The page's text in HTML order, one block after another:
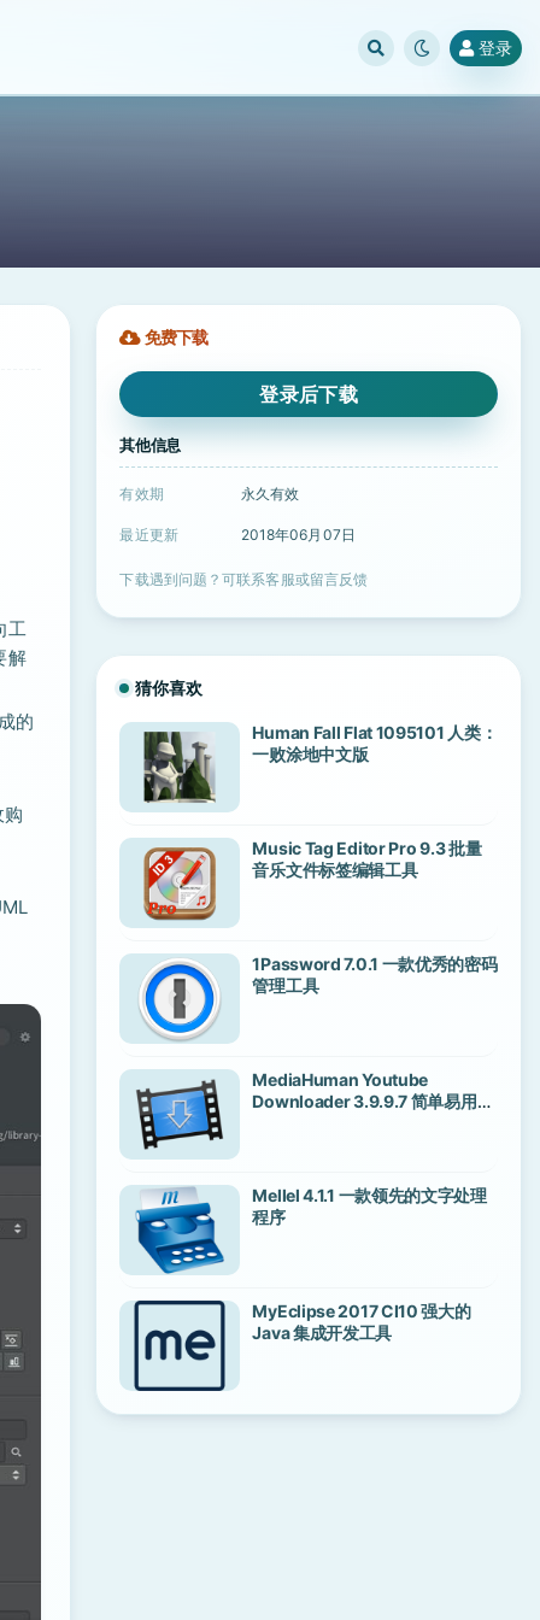
登录
工
解
的
免费下载
登录后下载
其他信息
有效期 永久有效
最近更新 2018年06月07日
下载遇到问题？可联系客服或留言反馈
猜你喜欢
Human Fall Flat 1095101 人类：
一败涂地中文版
Music Tag Editor Pro 9.3 批量
音乐文件标签编辑工具
1Password 7.0.1 一款优秀的密码
管理工具
MediaHuman Youtube
Downloader 3.9.9.7 简单易用的
Mellel 4.1.1 一款领先的文字处理
程序
MyEclipse 2017 CI10 强大的
Java 集成开发工具